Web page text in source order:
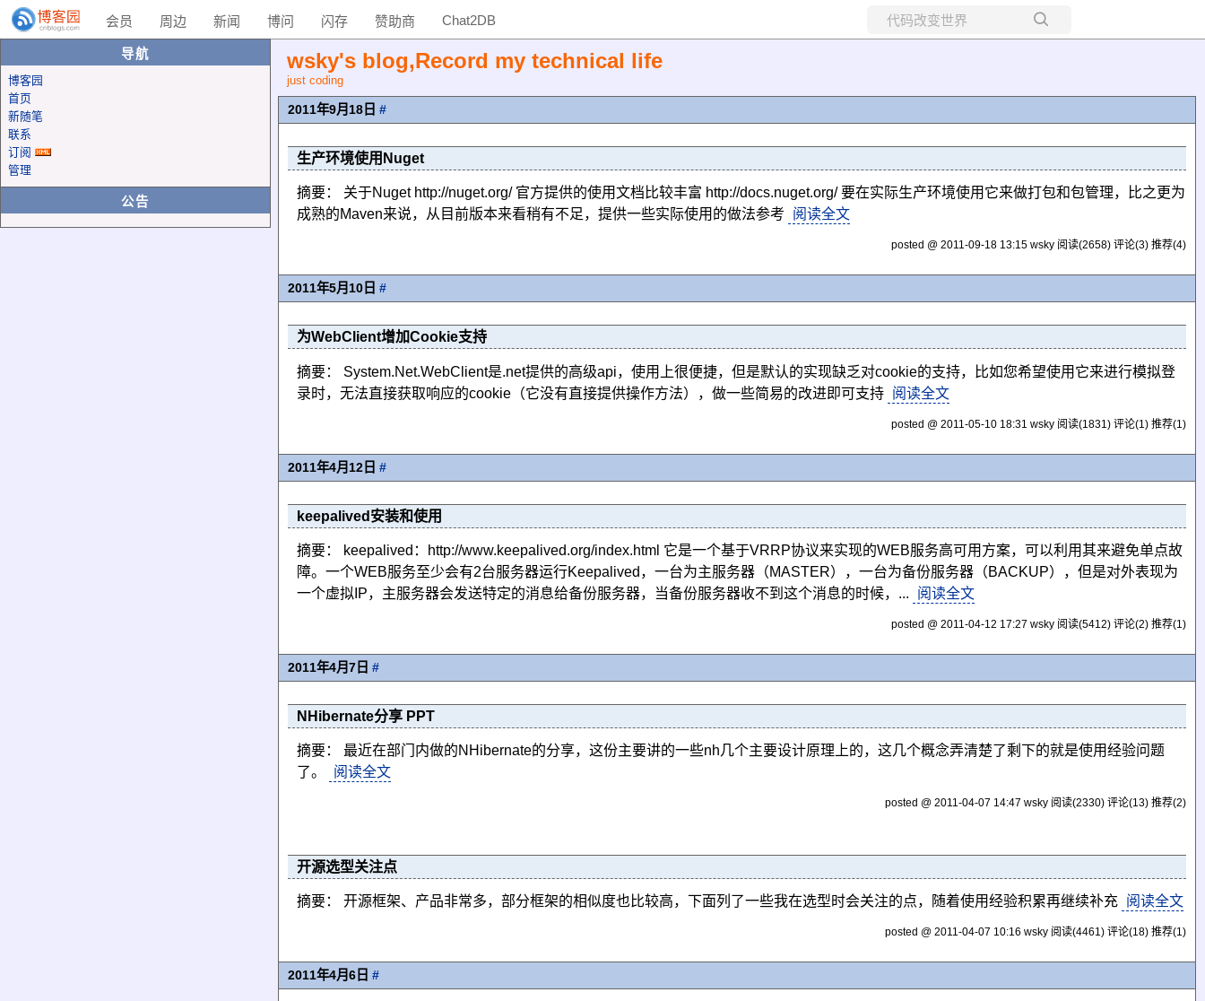
会员 周边 新闻 博问 闪存 赞助商 Chat2DB
wsky's blog,Record my technical life
just coding
导航
博客园
首页
新随笔
联系
订阅
管理
公告
2011年9月18日 #
生产环境使用Nuget
摘要： 关于Nuget http://nuget.org/ 官方提供的使用文档比较丰富 http://docs.nuget.org/ 要在实际生产环境使用它来做打包和包管理，比之更为
成熟的Maven来说，从目前版本来看稍有不足，提供一些实际使用的做法参考
阅读全文
posted @ 2011-09-18 13:15 wsky 阅读(2658) 评论(3) 推荐(4)
2011年5月10日 #
为WebClient增加Cookie支持
摘要： System.Net.WebClient是.net提供的高级api，使用上很便捷，但是默认的实现缺乏对cookie的支持，比如您希望使用它来进行模拟登
录时，无法直接获取响应的cookie（它没有直接提供操作方法），做一些简易的改进即可支持 阅读全文
posted @ 2011-05-10 18:31 wsky 阅读(1831) 评论(1) 推荐(1)
2011年4月12日 #
keepalived安装和使用
摘要： keepalived：http://www.keepalived.org/index.html 它是一个基于VRRP协议来实现的WEB服务高可用方案，可以利用其来避免单点故
障。一个WEB服务至少会有2台服务器运行Keepalived，一台为主服务器（MASTER），一台为备份服务器（BACKUP），但是对外表现为
一个虚拟IP，主服务器会发送特定的消息给备份服务器，当备份服务器收不到这个消息的时候，...
阅读全文
posted @ 2011-04-12 17:27 wsky 阅读(5412) 评论(2) 推荐(1)
2011年4月7日 #
NHibernate分享 PPT
摘要： 最近在部门内做的NHibernate的分享，这份主要讲的一些nh几个主要设计原理上的，这几个概念弄清楚了剩下的就是使用经验问题
了。
阅读全文
posted @ 2011-04-07 14:47 wsky 阅读(2330) 评论(13) 推荐(2)
开源选型关注点
摘要： 开源框架、产品非常多，部分框架的相似度也比较高，下面列了一些我在选型时会关注的点，随着使用经验积累再继续补充 阅读全文
posted @ 2011-04-07 10:16 wsky 阅读(4461) 评论(18) 推荐(1)
2011年4月6日 #